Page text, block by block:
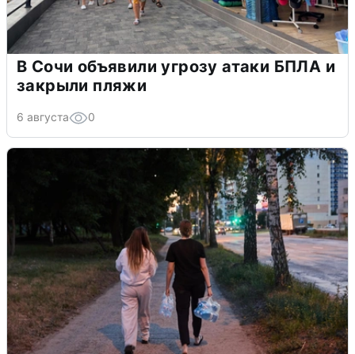
В Сочи объявили угрозу атаки БПЛА и
закрыли пляжи
6 августа 0